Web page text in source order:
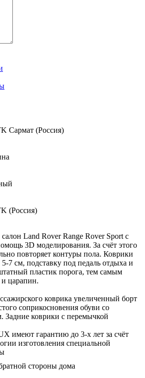
Сармат (Россия)
(Россия)
Land Rover Range Rover Sport с
3D моделирования. За счёт этого
повторяет контуры пола. Коврики
7 см, подставку под педаль отдыха и
пластик порога, тем самым
и царапин.
коврика увеличенный борт
соприкосновения обуви со
Задние коврики с перемычкой
имеют гарантию до 3-х лет за счёт
изготовления специальной